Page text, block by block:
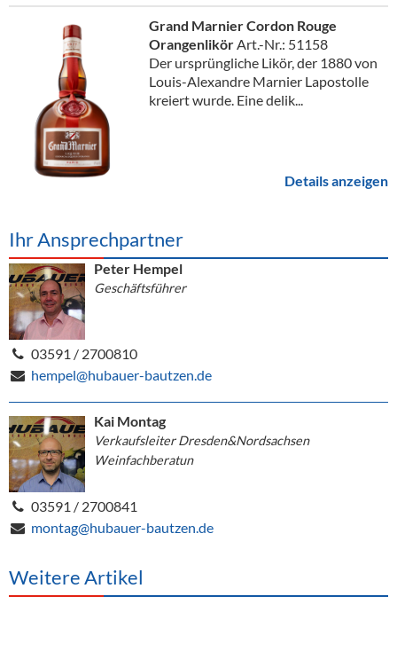
Grand Marnier Cordon Rouge
OrangenlikörArt.-Nr.: 51158
Der ursprüngliche Likör, der 1880 von
Louis-Alexandre Marnier Lapostolle
kreiert wurde. Eine delik...
Details anzeigen
Ihr Ansprechpartner
Peter Hempel
Geschäftsführer
03591 / 2700810
hempel@hubauer-bautzen.de
Kai Montag
Verkaufsleiter Dresden&Nordsachsen
Weinfachberatun
03591 / 2700841
montag@hubauer-bautzen.de
Weitere Artikel